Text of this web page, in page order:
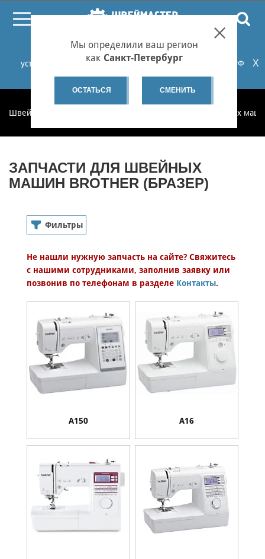
При проблемах с онлайн-оплатой заказов на сайте
установите российские сертификаты НУЦ Минцифры РФ
или используйте Яндекс.Браузер.Подробнее...
X
Мы определили ваш регион
как Санкт-Петербург
ОСТАТЬСЯ СМЕНИТЬ
Швеймастер Запчасти для бытовых швейных
ЗАПЧАСТИ ДЛЯ ШВЕЙНЫХ
МАШИН BROTHER (БРАЗЕР)
Фильтры
Запчасти
Категория запчасти
Категория аксессуара
Не нашли нужную запчасть на сайте? Свяжитесь
с нашими сотрудниками, заполнив заявку или
позвонив по телефонам в разделе Контакты.
A150 A16